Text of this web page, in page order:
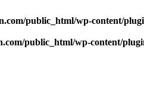
public_html/wp-content/
public_html/wp-content/